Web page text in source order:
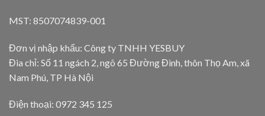
MST: 8507074839-001
Đơn vị nhập khẩu: Công ty TNHH YESBUY
Đia chỉ: Số 11 ngách 2, ngõ 65 Đường Đình, thôn Thọ Am, xã
Nam Phú, TP Hà Nội
Điện thoại: 0972 345 125